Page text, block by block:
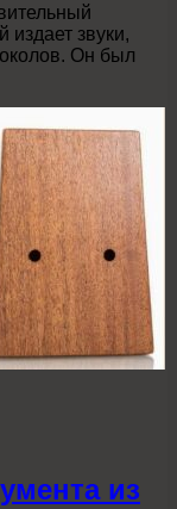
издает звуки,
Он был
из